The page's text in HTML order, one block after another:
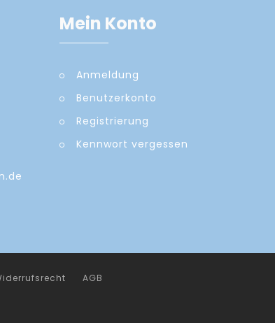
Mein Konto
Anmeldung
Benutzerkonto
Registrierung
Kennwort vergessen
AGB